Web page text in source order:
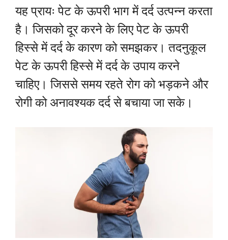
यह प्रायः पेट के ऊपरी भाग में दर्द उत्पन्न करता
है। जिसको दूर करने के लिए पेट के ऊपरी
हिस्से में दर्द के कारण को समझकर। तदनुकूल
पेट के ऊपरी हिस्से में दर्द के उपाय करने
चाहिए। जिससे समय रहते रोग को भड़कने और
रोगी को अनावश्यक दर्द से बचाया जा सके।